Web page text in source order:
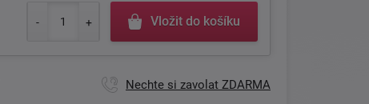
Vložit do košíku
Nechte si zavolat ZDARMA